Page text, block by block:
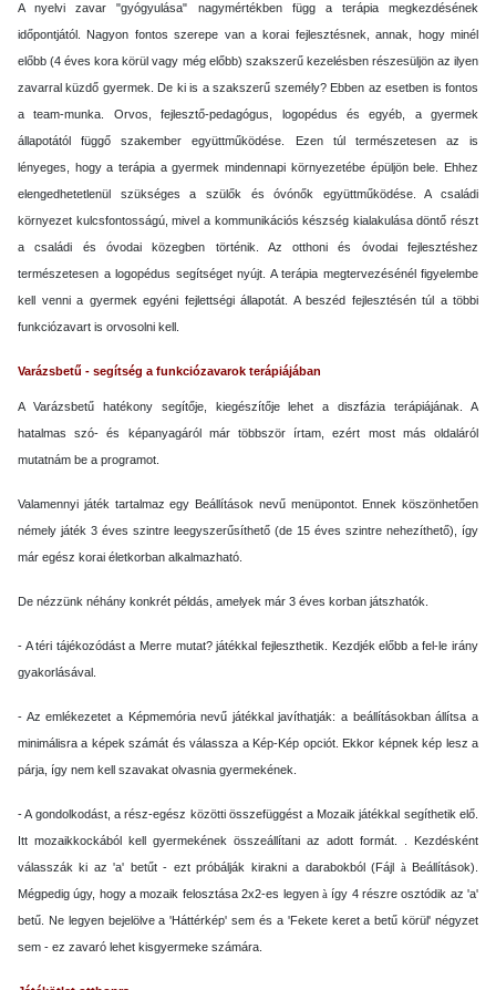
A nyelvi zavar "gyógyulása" nagymértékben függ a terápia megkezdésének
időpontjától. Nagyon fontos szerepe van a korai fejlesztésnek, annak, hogy minél
előbb (4 éves kora körül vagy még előbb) szakszerű kezelésben részesüljön az ilyen
zavarral küzdő gyermek. De ki is a szakszerű személy? Ebben az esetben is fontos
a team-munka. Orvos, fejlesztő-pedagógus, logopédus és egyéb, a gyermek
állapotától függő szakember együttműködése. Ezen túl természetesen az is
lényeges, hogy a terápia a gyermek mindennapi környezetébe épüljön bele. Ehhez
elengedhetetlenül szükséges a szülők és óvónők együttműködése. A családi
környezet kulcsfontosságú, mivel a kommunikációs készség kialakulása döntő részt
a családi és óvodai közegben történik. Az otthoni és óvodai fejlesztéshez
természetesen a logopédus segítséget nyújt. A terápia megtervezésénél figyelembe
kell venni a gyermek egyéni fejlettségi állapotát. A beszéd fejlesztésén túl a többi
funkciózavart is orvosolni kell.
Varázsbetű - segítség a funkciózavarok terápiájában
A Varázsbetű hatékony segítője, kiegészítője lehet a diszfázia terápiájának. A
hatalmas szó- és képanyagáról már többször írtam, ezért most más oldaláról
mutatnám be a programot.
Valamennyi játék tartalmaz egy Beállítások nevű menüpontot. Ennek köszönhetően
némely játék 3 éves szintre leegyszerűsíthető (de 15 éves szintre nehezíthető), így
már egész korai életkorban alkalmazható.
De nézzünk néhány konkrét példás, amelyek már 3 éves korban játszhatók.
- A téri tájékozódást a Merre mutat? játékkal fejleszthetik. Kezdjék előbb a fel-le irány
gyakorlásával.
- Az emlékezetet a Képmemória nevű játékkal javíthatják: a beállításokban állítsa a
minimálisra a képek számát és válassza a Kép-Kép opciót. Ekkor képnek kép lesz a
párja, így nem kell szavakat olvasnia gyermekének.
- A gondolkodást, a rész-egész közötti összefüggést a Mozaik játékkal segíthetik elő.
Itt mozaikkockából kell gyermekének összeállítani az adott formát. . Kezdésként
válasszák ki az 'a' betűt - ezt próbálják kirakni a darabokból (Fájl àBeállítások).
Mégpedig úgy, hogy a mozaik felosztása 2x2-es legyen àígy 4 részre osztódik az 'a'
betű. Ne legyen bejelölve a 'Háttérkép' sem és a 'Fekete keret a betű körül' négyzet
sem - ez zavaró lehet kisgyermeke számára.